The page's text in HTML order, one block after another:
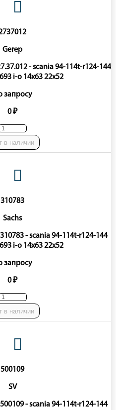
Gerep
- scania 94-114t-r124-144
i-o 14x63 22x52
запросу
0 ₽
в наличии
310783
Sachs
- scania 94-114t-r124-144
i-o 14x63 22x52
запросу
0 ₽
в наличии
500109
SV
- scania 94-114t-r124-144